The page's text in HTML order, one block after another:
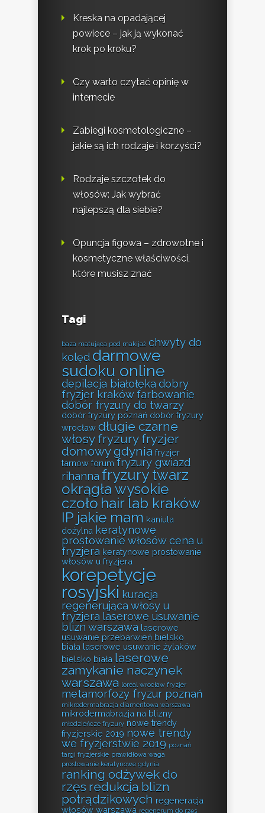
Kreska na opadającej
powiece – jak ją wykonać
krok po kroku?
Czy warto czytać opinię w
internecie
Zabiegi kosmetologiczne –
jakie są ich rodzaje i korzyści?
Rodzaje szczotek do
włosów: Jak wybrać
najlepszą dla siebie?
Opuncja figowa – zdrowotne i
kosmetyczne właściwości,
które musisz znać
Tagi
baza matująca pod makijaż chwyty do
kolęd darmowe
sudoku online
depilacja białołęka dobry
fryzjer kraków farbowanie
dobór fryzury do twarzy
dobór fryzury poznań dobór fryzury
wrocław długie czarne
włosy fryzury fryzjer
domowy gdynia fryzjer
tarnów forum fryzury gwiazd
rihanna fryzury twarz
okrągła wysokie
czoło hair lab kraków
IP jakie mam kaniula
dożylna keratynowe
prostowanie włosów cena u
fryzjera keratynowe prostowanie
włosów u fryzjera
korepetycje
rosyjski kuracja
regenerująca włosy u
fryzjera laserowe usuwanie
blizn warszawa laserowe
usuwanie przebarwień bielsko
biała laserowe usuwanie żylaków
bielsko biała laserowe
zamykanie naczynek
warszawa
loreal wrocław fryzjer
metamorfozy fryzur poznań
mikrodermabrazja diamentowa warszawa
mikrodermabrazja na blizny
młodzieńcze fryzury nowe trendy
fryzjerskie 2019 nowe trendy
we fryzjerstwie 2019 poznań
targi fryzjerskie prawidłowa waga
prostowanie keratynowe gdynia
ranking odżywek do
rzęs redukcja blizn
potrądzikowych regeneracja
włosów warszawa regenerum do rzęs